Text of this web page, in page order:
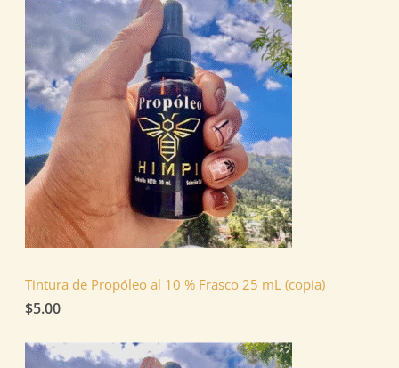
Tintura de Propóleo al 10 % Frasco 25 mL (copia)
$5.00